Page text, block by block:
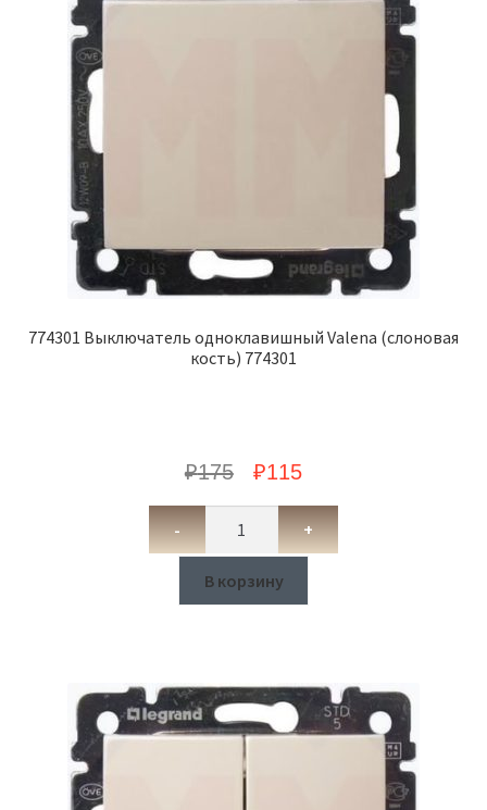
774301 Выключатель одноклавишный Valena (слоновая
кость) 774301
₽175 ₽115
- +
В корзину